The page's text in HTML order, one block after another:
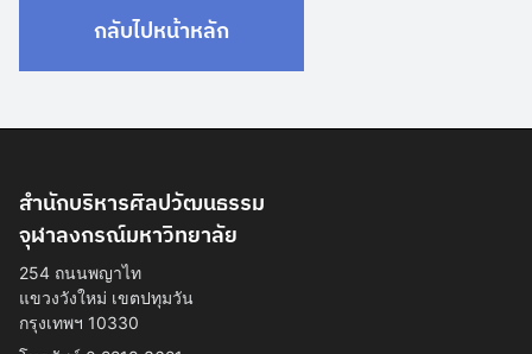
กลับไปหน้าหลัก
สำนักบริหารศิลปวัฒนธรรม
จุฬาลงกรณ์มหาวิทยาลัย
254 ถนนพญาไท
แขวงวังใหม่ เขตปทุมวัน
กรุงเทพฯ 10330